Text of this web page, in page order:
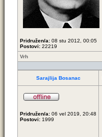
Pridružen/a: 08 stu 2012, 00:05
Postovi: 22219
Vrh
Sarajlija Bosanac
Pridružen/a: 06 vel 2019, 20:48
Postovi: 1999